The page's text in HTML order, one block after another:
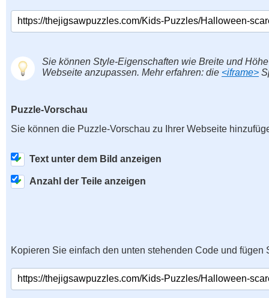
Sie können Style-Eigenschaften wie Breite und
Webseite anzupassen. Mehr erfahren: die <iframe>
Puzzle-Vorschau
Sie können die Puzzle-Vorschau zu Ihrer Webseite
Text unter dem Bild anzeigen
Anzahl der Teile anzeigen
Kopieren Sie einfach den unten stehenden Code und fügen